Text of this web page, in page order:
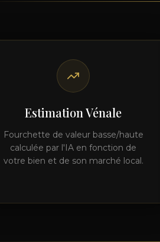
Estimation Vénale
Fourchette de valeur basse/haute
calculée par l'IA en fonction de
votre bien et de son marché local.